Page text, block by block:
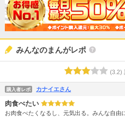
みんなのまんがレポ
(3.2)
購入者レポ カナイエさん
肉食べたい
お肉食べたくなるし、元気出る。みんな自由